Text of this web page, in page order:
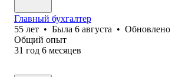
Главный бухгалтер
55 лет • Была 6 августа • Обновлено
Общий опыт
31 год 6 месяцев